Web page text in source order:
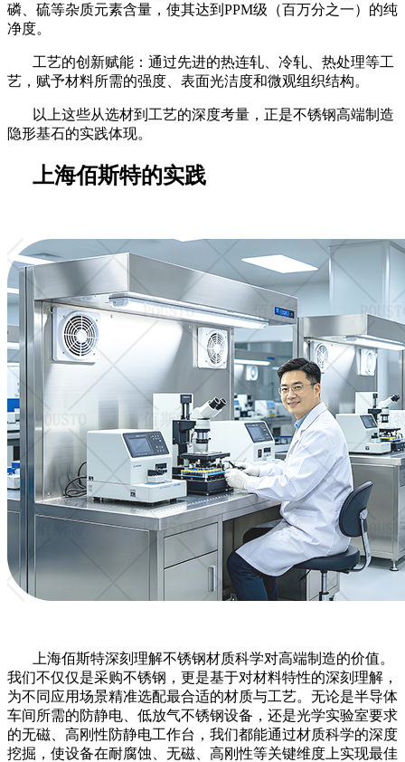
磷、硫等杂质元素含量，使其达到 PPM级（百万分之一）的纯
净度。
工艺的创新赋能：通过先进的热连轧、冷轧、热处理等工
艺，赋予材料所需的强度、表面光洁度和微观组织结构。
以上这些从选材到工艺的深度考量，正是不锈钢高端制造
隐形基石的实践体现。
上海佰斯特的实践
上海佰斯特深刻理解不锈钢材质科学对高端制造的价值。
我们不仅仅是采购不锈钢，更是基于对材料特性的深刻理解，
为不同应用场景精准选配最合适的材质与工艺。无论是半导体
车间所需的防静电、低放气不锈钢设备，还是光学实验室要求
的无磁、高刚性防静电工作台，我们都能通过材质科学的深度
挖掘，使设备在耐腐蚀、无磁、高刚性等关键维度上实现最佳